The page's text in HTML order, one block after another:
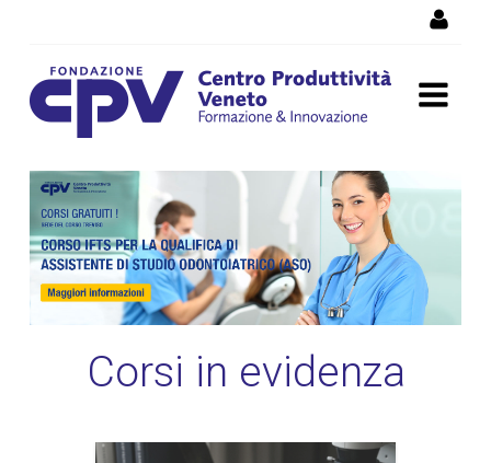
Corsi di formazione
Vicenza, corsi professionali
e per disoccupati
Corsi in evidenza